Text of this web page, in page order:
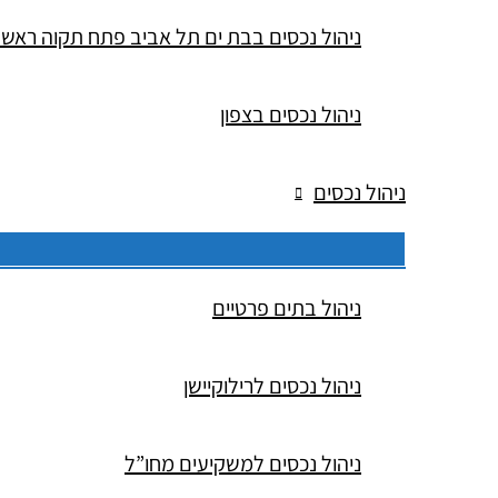
ניהול נכסים בבת ים תל אביב פתח תקוה ראש
ניהול נכסים בצפון
ניהול נכסים
ניהול בתים פרטיים
ניהול נכסים לרילוקיישן
ניהול נכסים למשקיעים מחו”ל